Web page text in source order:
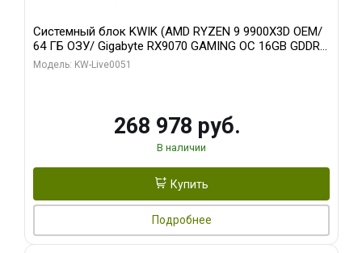
Системный блок KWIK (AMD RYZEN 9 9900X3D OEM/
64 ГБ ОЗУ/ Gigabyte RX9070 GAMING OC 16GB GDDR6
256bit 2xDP 2xH/ 960 ГБ SSD)
Модель: KW-Live0051
268 978 руб.
В наличии
Купить
Подробнее